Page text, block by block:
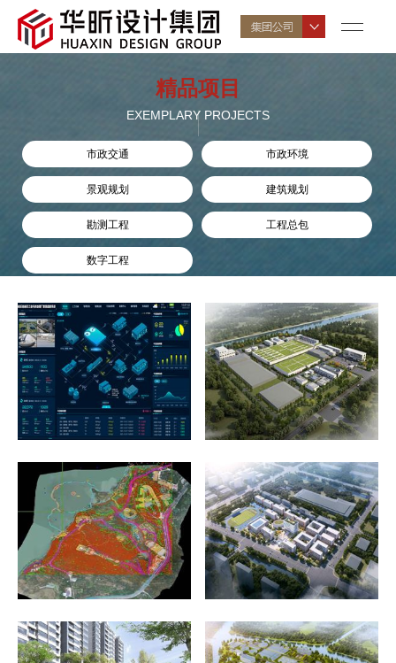
精品项目
EXEMPLARY PROJECTS
市政交通 市政环境
景观规划 建筑规划
勘测工程 工程总包
数字工程